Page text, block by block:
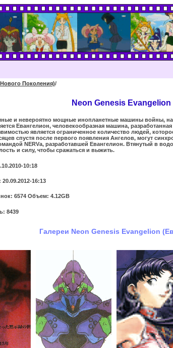
Поколения)/
Neon Genesis
и невероятно мощные инопланетные машины войны,
Евангелион, человекообразная машина,
является ограниченное количество людей,
спустя после первого появления Ангелов, могут
NERVа, разработавшей Евангелион. Втянутый в
и силу, чтобы сражаться и выжить.
10:18
16:13
6574 Объем: 4.12GB
8439
Галереи Neon Genesis Evangelion